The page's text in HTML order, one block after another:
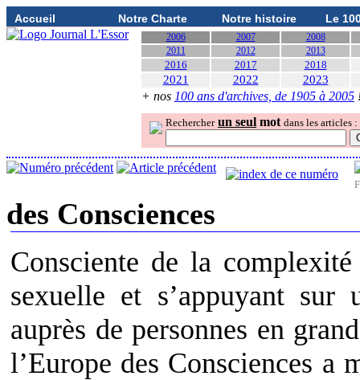
Accueil Notre Charte Notre histoire Le
2006 2007
2008
2011
2012 2013
2016 2017 2018
2021 2022 2023
+ nos 100 ans d'archives, de 1905 à 2005
Rechercher un seul mot dans les articles :
des Consciences
Consciente de la
sexuelle et s’appuyant sur
auprès de personnes en
l’Europe des Consciences a